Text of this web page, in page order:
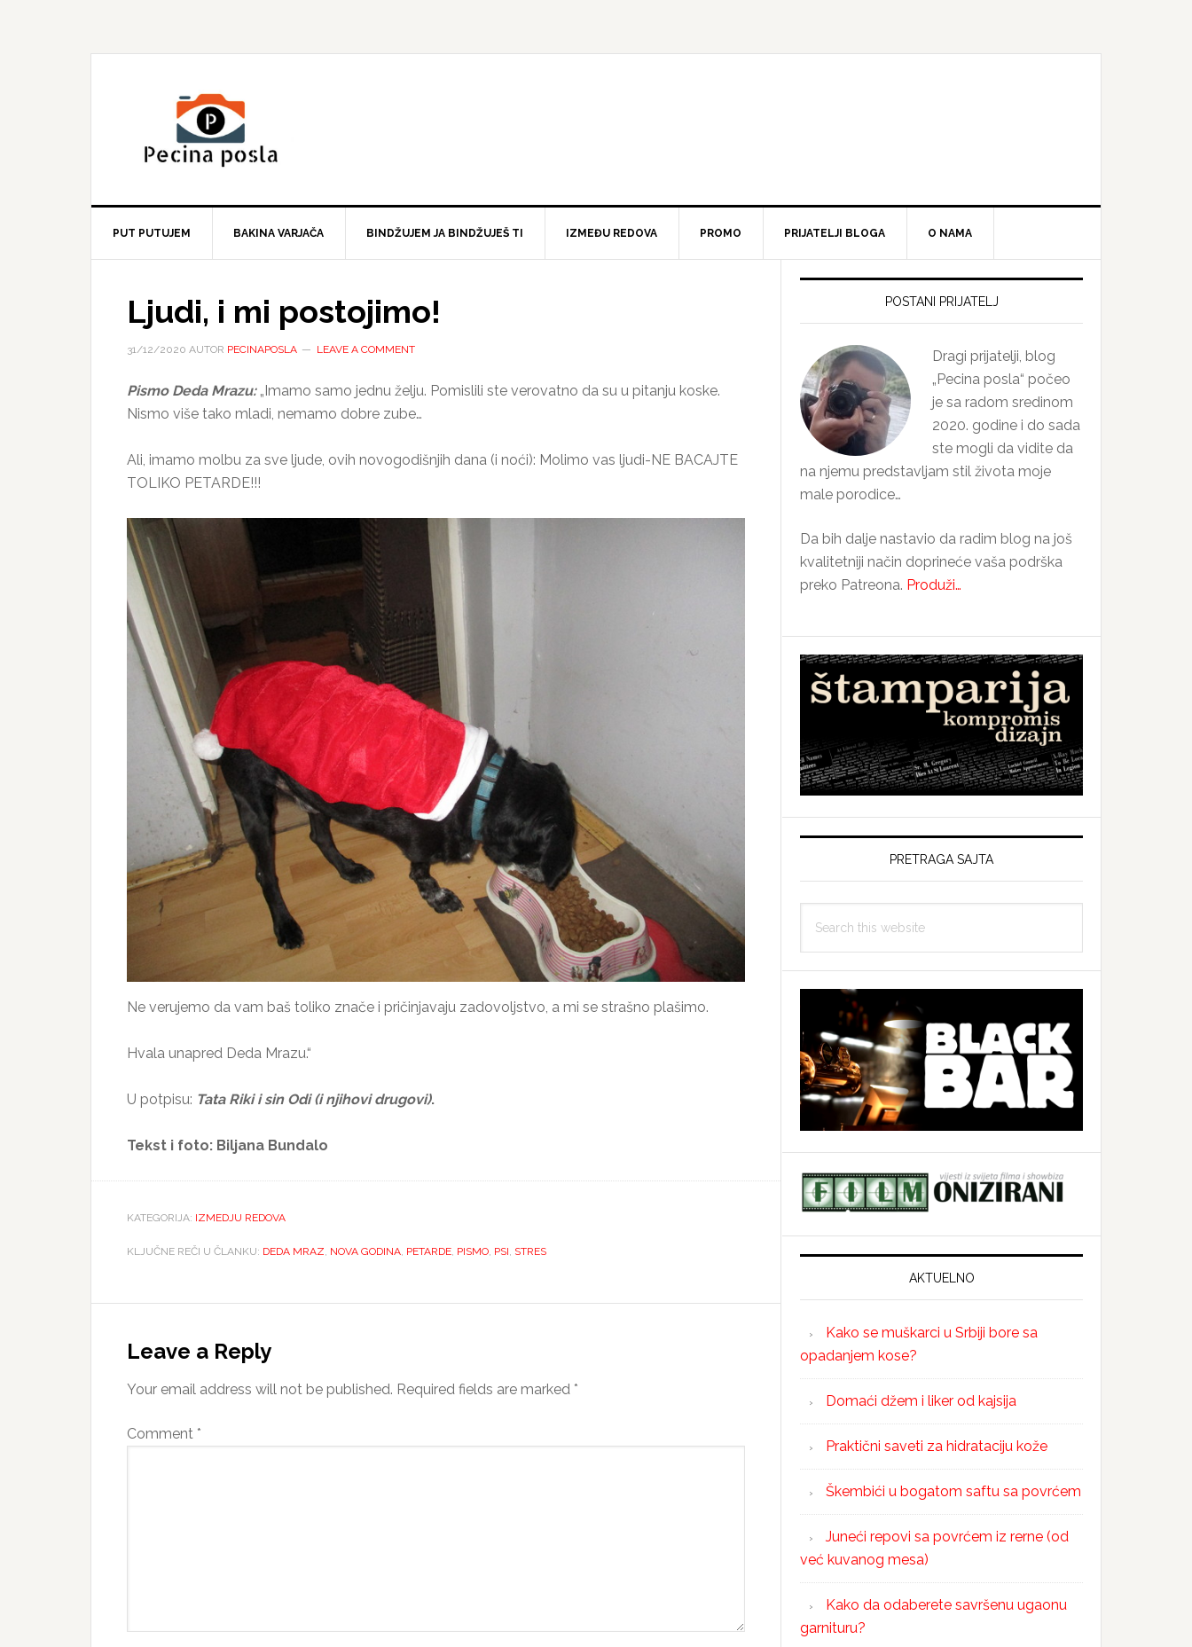
PUT PUTUJEM BAKINA VARJAČA BINDŽUJEM JA BINDŽUJEŠ TI IZMEĐU REDOVA PROMO PRIJATELJI BLOGA O NAMA
Ljudi, i mi postojimo!
31/12/2020 AUTOR PECINAPOSLA LEAVE A COMMENT
Pismo Deda Mrazu:„Imamo samo jednu želju. Pomislili ste verovatno da su u pitanju koske.
Nismo više tako mladi, nemamo dobre zube…
Ali, imamo molbu za sve ljude, ovih novogodišnjih dana (i noći): Molimo vas ljudi-NE BACAJTE
TOLIKO PETARDE!!!
Ne verujemo da vam baš toliko znače i pričinjavaju zadovoljstvo, a mi se strašno plašimo.
Hvala unapred Deda Mrazu.“
U potpisu: Tata Riki i sin Odi (i njihovi drugovi).
Tekst i foto: Biljana Bundalo
KATEGORIJA: IZMEDJU REDOVA
KLJUČNE REČI U ČLANKU: DEDA MRAZ NOVA GODINA PETARDE PISMO PSI STRES
Interactions
Leave a Reply
Your email address will not be published. Required fields are marked *
Comment *
Primary
POSTANI PRIJATELJ
Dragi prijatelji, blog
„Pecina posla“ počeo
je sa radom sredinom
2020. godine i do sada
ste mogli da vidite da
na njemu predstavljam stil života moje
male porodice…
Da bih dalje nastavio da radim blog na još
kvalitetniji način doprineće vaša podrška
preko Patreona. Produži…
PRETRAGA SAJTA
this
AKTUELNO
Kako se muškarci u Srbiji bore sa
opadanjem kose?
Domaći džem i liker od kajsija
Praktični saveti za hidrataciju kože
Škembići u bogatom saftu sa povrćem
Juneći repovi sa povrćem iz rerne (od
već kuvanog mesa)
Kako da odaberete savršenu ugaonu
garnituru?